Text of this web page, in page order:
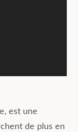
est une
de plus en